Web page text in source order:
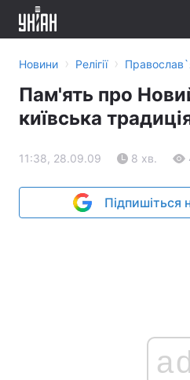
Новини › Релігії ›
Пам'ять про
київська
11:38, 28.09.09 8 хв.
Підпишіться